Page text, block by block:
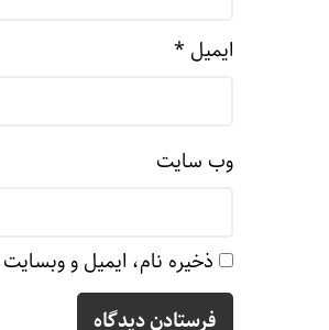
ایمیل *
وب‌ سایت
ذخیره نام، ایمیل و